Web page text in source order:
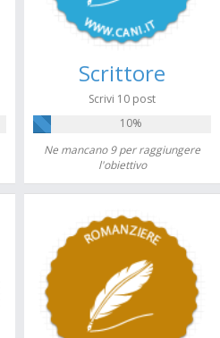
Scrittore
Scrivi 10 post
10%
Ne mancano 9 per raggiungere
l'obiettivo